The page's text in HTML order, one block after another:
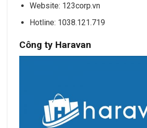
Website: 123corp.vn
Hotline: 1038.121.719
Công ty Haravan